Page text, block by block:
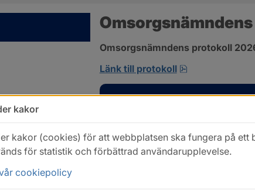
Omsorgsnämndens protokoll
Länk till protokoll
pdf, 310.3 kB,
kakor
kakor (cookies) för att webbplatsen ska fungera på ett
för statistik och förbättrad användarupplevelse.
cookiepolicy